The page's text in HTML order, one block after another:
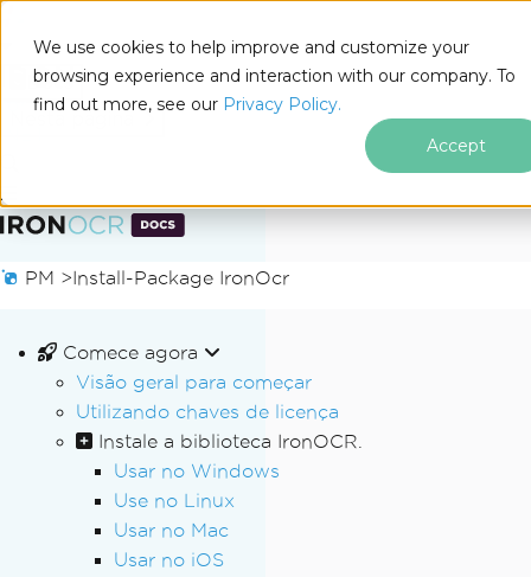
We use cookies to help improve and customize your
browsing experience and interaction with our company. To
find out more, see our Privacy Policy.
Accept
Ir para o conteúdo do rodapé
Docs
PM >Install-Package IronOcr
Comece agora
Visão geral para começar
Utilizando chaves de licença
Instale a biblioteca IronOCR.
Usar no Windows
Use no Linux
Usar no Mac
Usar no iOS